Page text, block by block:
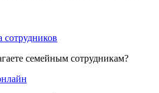
сотрудников
семейным сотрудникам?